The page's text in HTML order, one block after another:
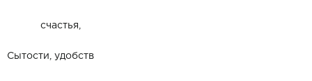
счастья,
Сытости, удобств